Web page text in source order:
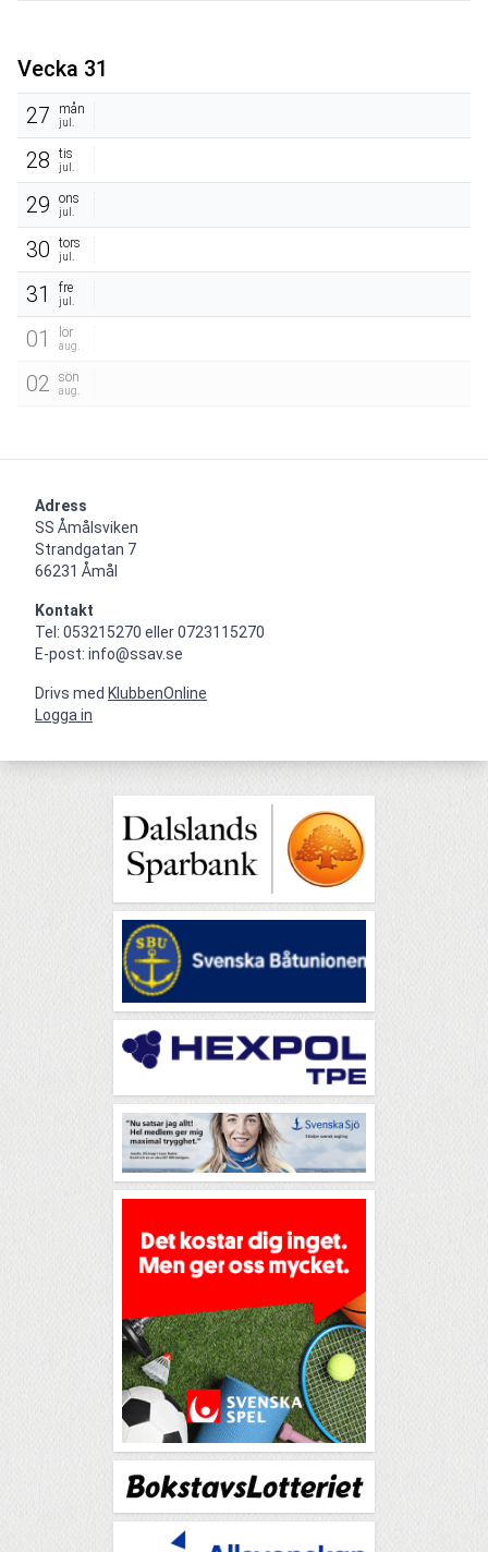
Vecka 31
27
mån
jul.
28 tis
jul.
29 ons
jul.
30 tors
jul.
31 fre
jul.
01 lör
aug.
02 sön
aug.
Adress
SS Åmålsviken
Strandgatan 7
66231 Åmål
Kontakt
Tel: 053215270 eller 0723115270
E-post: info@ssav.se
Drivs med KlubbenOnline
Logga in